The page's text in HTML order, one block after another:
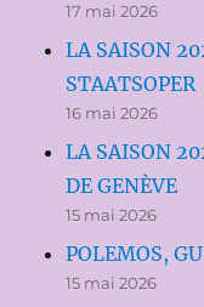
17 mai 2026
LA SAISON
STAATSOPER
16 mai 2026
LA SAISON
DE GENÈVE
15 mai 2026
POLEMOS,
15 mai 2026